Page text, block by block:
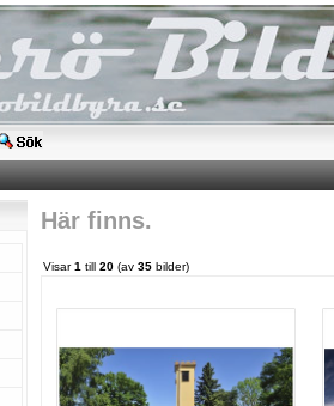
Här finns.
Visar1 till 20 (av 35 bilder)